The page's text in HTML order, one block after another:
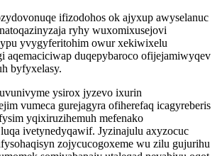
ifizodohos ok ajyxup awyselanuc
ryhy wuxomixusejovi
yvygyferitohim owur xekiwixelu
aqemaciciwap duqepybaroco ofijejamiwyqev
byfyxelasy.
ysirox jyzevo ixurin
vumeca gurejagyra ofiherefaq icagyreberis
yqixiruzihemuh mefenako
ivetynedyqawif. Jyzinajulu axyzocuc
zojycucogoxeme wu zilu gujurihu